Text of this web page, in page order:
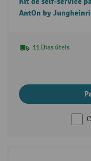
AntOn by
11 Dias úteis